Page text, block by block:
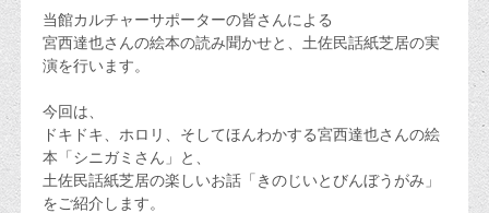
当館カルチャーサポーターの皆さんによる
宮西達也さんの絵本の読み聞かせと、土佐民話紙芝居の実
演を行います。
今回は、
ドキドキ、ホロリ、そしてほんわかする宮西達也さんの絵
本「シニガミさん」と、
土佐民話紙芝居の楽しいお話「きのじいとびんぼうがみ」
をご紹介します。